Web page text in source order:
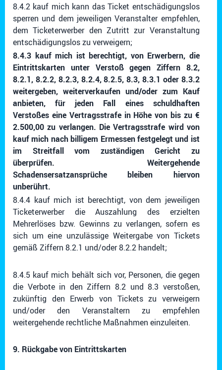
8.4.2 kauf mich kann das Ticket entschädigungslos
sperren und dem jeweiligen Veranstalter empfehlen,
dem Ticketerwerber den Zutritt zur Veranstaltung
entschädigungslos zu verweigern;
8.4.3 kauf mich ist berechtigt, von Erwerbern, die
Eintrittskarten unter Verstoß gegen Ziffern 8.2,
8.2.1, 8.2.2, 8.2.3, 8.2.4, 8.2.5, 8.3, 8.3.1 oder 8.3.2
weitergeben, weiterverkaufen und/oder zum Kauf
anbieten, für jeden Fall eines schuldhaften
Verstoßes eine Vertragsstrafe in Höhe von bis zu €
2.500,00 zu verlangen. Die Vertragsstrafe wird von
kauf mich nach billigem Ermessen festgelegt und ist
im Streitfall vom zuständigen Gericht zu
überprüfen. Weitergehende
Schadensersatzansprüche bleiben hiervon
unberührt.
8.4.4 kauf mich ist berechtigt, von dem jeweiligen
Ticketerwerber die Auszahlung des erzielten
Mehrerlöses bzw. Gewinns zu verlangen, sofern es
sich um eine unzulässige Weitergabe von Tickets
gemäß Ziffern 8.2.1 und/oder 8.2.2 handelt;
8.4.5 kauf mich behält sich vor, Personen, die gegen
die Verbote in den Ziffern 8.2 und 8.3 verstoßen,
zukünftig den Erwerb von Tickets zu verweigern
und/oder den Veranstaltern zu empfehlen
weitergehende rechtliche Maßnahmen einzuleiten.
9. Rückgabe von Eintrittskarten